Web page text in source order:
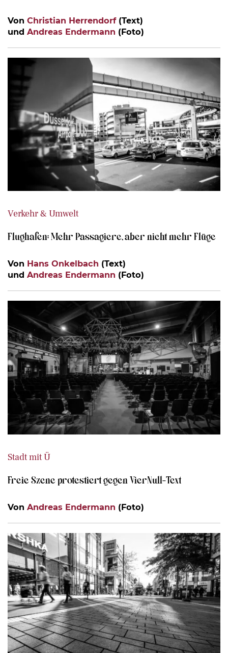
Von Christian Herrendorf(Text)
und Andreas Endermann (Foto)
Verkehr & Umwelt
Flughafen: Mehr Passagiere, aber nicht mehr Flüge
Von Hans Onkelbach (Text)
und Andreas Endermann (Foto)
Stadt mit Ü
Freie Szene protestiert gegen VierNull-Text
Von Andreas Endermann (Foto)